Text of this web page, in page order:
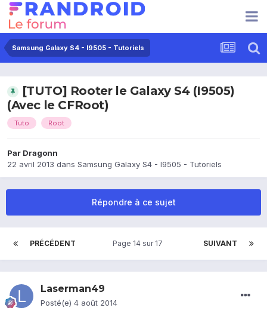
Samsung Galaxy S4 - I9505 - Tutoriels
[TUTO] Rooter le Galaxy S4 (I9505)
(Avec le CFRoot)
Tuto Root
Par Dragonn
22 avril 2013 dans Samsung Galaxy S4 - I9505 - Tutoriels
Répondre à ce sujet
PRÉCÉDENT SUIVANT
Page 14 sur 17
Laserman49
Posté(e) 4 août 2014